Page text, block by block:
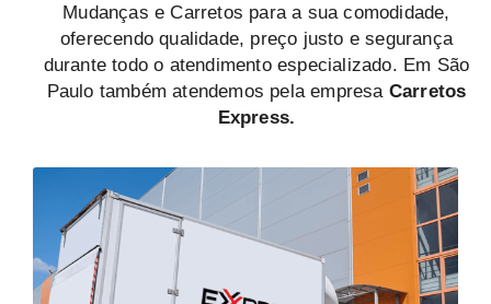
Mudanças e Carretos para a sua comodidade,
oferecendo qualidade, preço justo e segurança
durante todo o atendimento especializado. Em São
Paulo também atendemos pela empresa Carretos
Express.